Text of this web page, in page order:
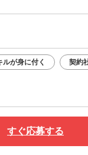
ルが身に付く 契約
すぐ応募する